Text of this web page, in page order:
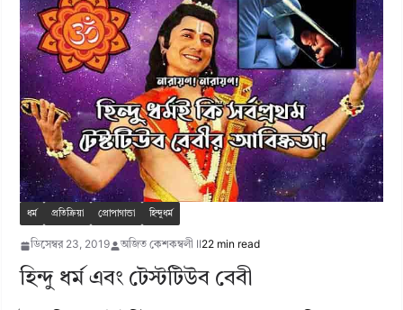
ধর্ম প্রতিক্রিয়া প্রোপাগান্ডা হিন্দুধর্ম
ডিসেম্বর 23, 2019 অজিত কেশকম্বলী II 22 min read
হিন্দু ধর্ম এবং টেস্টটিউব বেবী